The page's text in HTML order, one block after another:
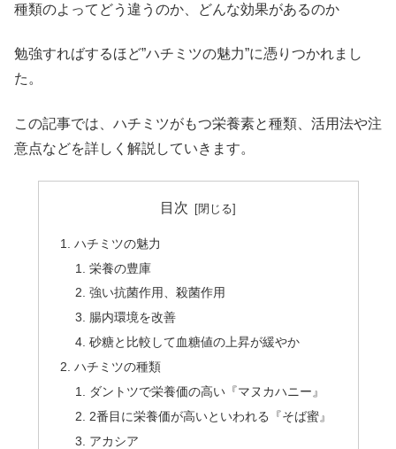
種類のよってどう違うのか、どんな効果があるのか
勉強すればするほど”ハチミツの魅力”に憑りつかれまし
た。
この記事では、ハチミツがもつ栄養素と種類、活用法や注
意点などを詳しく解説していきます。
目次
ハチミツの魅力
栄養の豊庫
強い抗菌作用、殺菌作用
腸内環境を改善
砂糖と比較して血糖値の上昇が緩やか
ハチミツの種類
ダントツで栄養価の高い『マヌカハニー』
2番目に栄養価が高いといわれる『そば蜜』
アカシア